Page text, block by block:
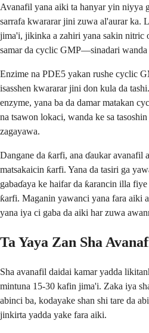
Avanafil yana aiki ta hanyar yin niyya
sarrafa kwararar jini zuwa al'aurar ka.
jima'i, jikinka a zahiri yana sakin nitric
samar da cyclic GMP—sinadari wanda
Enzime na PDE5 yakan rushe cyclic
isasshen kwararar jini don kula da
enzyme, yana ba da damar matakan
na tsawon lokaci, wanda ke sa
zagayawa.
Dangane da ƙarfi, ana ɗaukar avanafil
matsakaicin ƙarfi. Yana da tasiri ga
gabaɗaya ke haifar da ƙarancin illa
ƙarfi. Maganin yawanci yana fara aiki
yana iya ci gaba da aiki har zuwa
Ta Yaya Zan Sha
Sha avanafil daidai kamar yadda
mintuna 15-30 kafin jima'i. Zaka iya
abinci ba, kodayake shan shi tare da
jinkirta yadda yake fara aiki.